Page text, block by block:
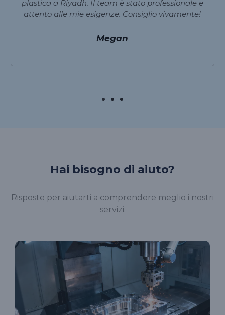
plastica a Riyadh. Il team è stato professionale e
attento alle mie esigenze. Consiglio vivamente!
Megan
Hai bisogno di aiuto?
Risposte per aiutarti a comprendere meglio i nostri
servizi.